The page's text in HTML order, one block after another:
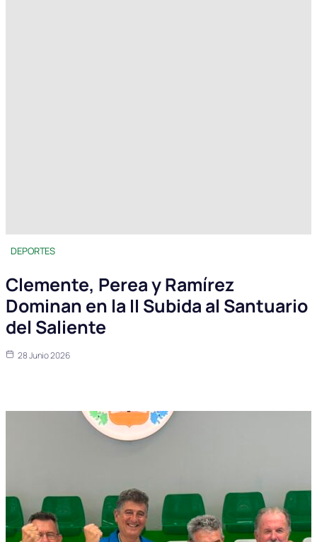
DEPORTES
Clemente, Perea y Ramírez
Dominan en la II Subida al Santuario
del Saliente
28 Junio 2026